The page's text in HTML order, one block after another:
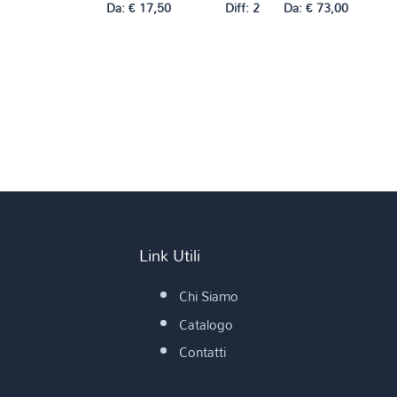
Da:€17,50 Diff: 2 Da:€73,00
Link Utili
Chi Siamo
Catalogo
Contatti